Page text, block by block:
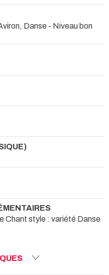
Danse - Niveau bon
Chant style : variété Danse